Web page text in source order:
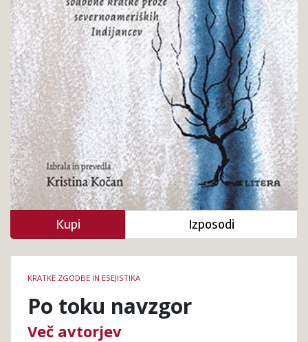
knjige
KRATKE ZGODBE IN ESEJISTIKA
Po toku navzgor
Več avtorjev
Kupi Izposodi